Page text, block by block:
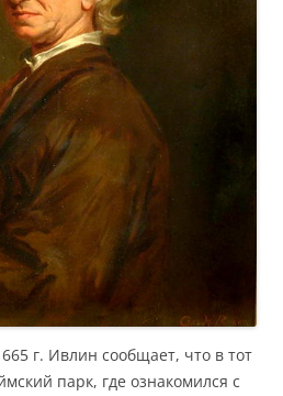
г. Ивлин сообщает, что в тот
парк, где ознакомился с